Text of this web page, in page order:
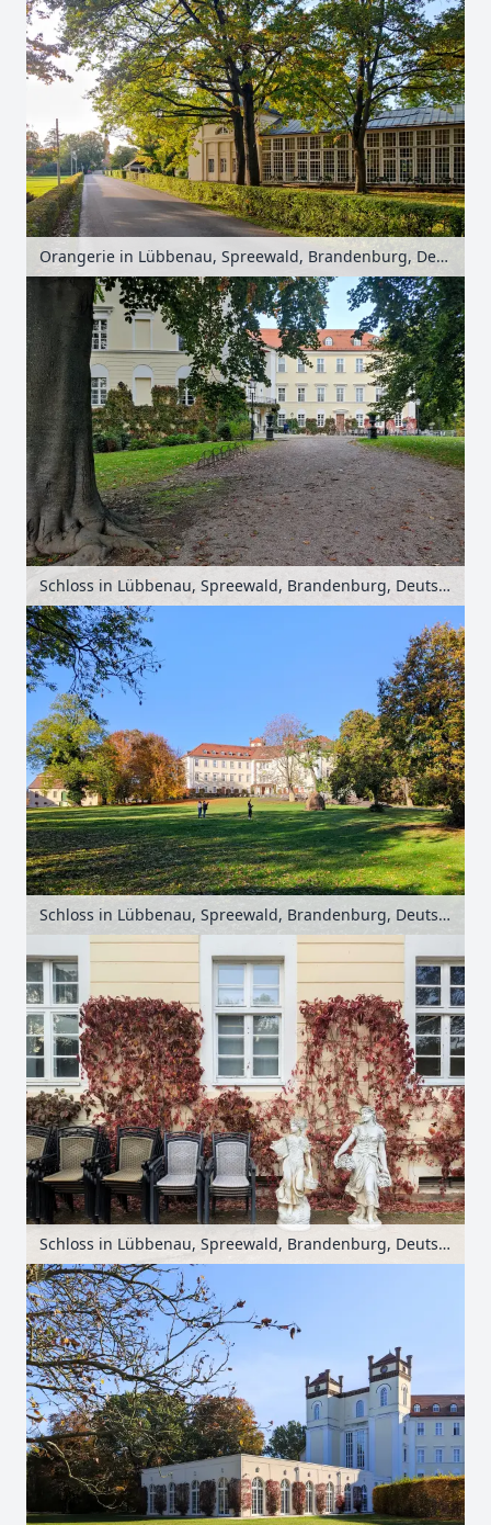
Orangerie in Lübbenau, Spreewald, Brandenburg, Deutschland
Schloss in Lübbenau, Spreewald, Brandenburg, Deutschland
Schloss in Lübbenau, Spreewald, Brandenburg, Deutschland
Schloss in Lübbenau, Spreewald, Brandenburg, Deutschland